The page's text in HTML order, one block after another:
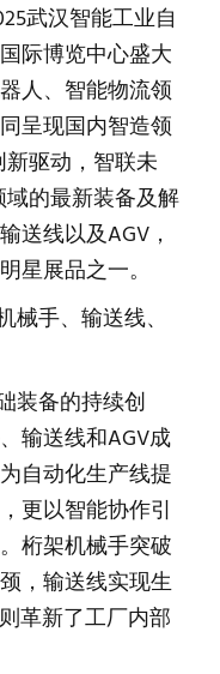
武汉智能工业自
际博览中心盛大
人、智能物流领
呈现国内智造领
驱动，智联未
的最新装备及解
送线以及AGV，
星展品之一。
手、输送线、
装备的持续创
输送线和AGV成
自动化生产线提
更以智能协作引
桁架机械手突破
，输送线实现生
革新了工厂内部